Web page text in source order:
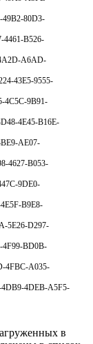
-49B2-80D3-
-4461-B526-
-A6AD-
-43E5-9555-
-4C5C-9B91-
-4E45-B16E-
-AE07-
-4627-B053-
-9DE0-
4E5F-B9E8-
-5E26-D297-
-4F99-BD0B-
-4FBC-A035-
4DB9-4DEB-A5F5-
в